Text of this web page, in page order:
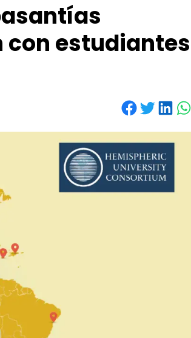
estudiantes
Share on Facebook Share on Twitter Share on LinkedIn Share on WhatsApp